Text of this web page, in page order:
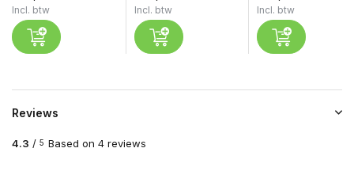
Incl. btw Incl. btw Incl. btw
Reviews
4.3 / 5 Based on 4 reviews